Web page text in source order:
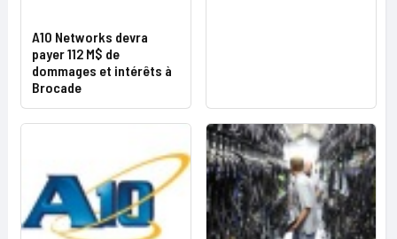
A10 Networks devra
payer 112 M$ de
dommages et intérêts à
Brocade